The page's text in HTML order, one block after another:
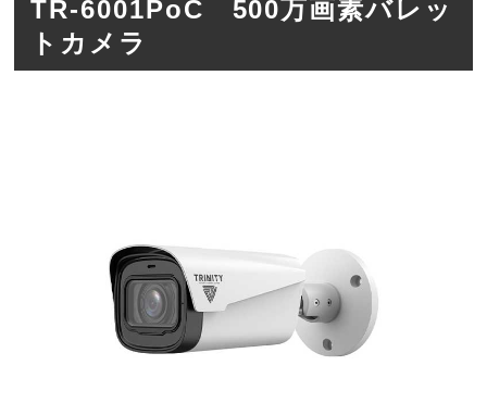
TR-6001PoC 500万画素バレッ
トカメラ